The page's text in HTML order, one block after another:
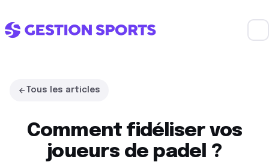
Tous les articles
Comment fidéliser vos
joueurs de padel ?